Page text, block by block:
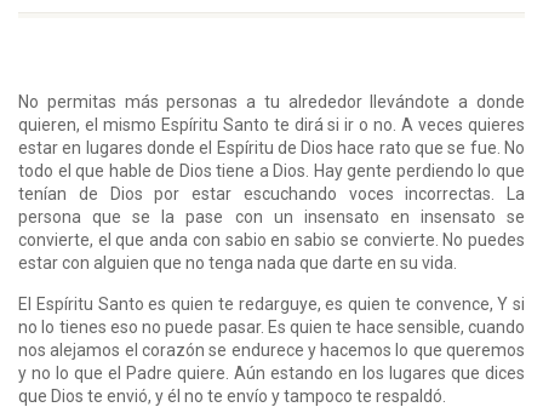
No permitas más personas a tu alrededor llevándote a donde
quieren, el mismo Espíritu Santo te dirá si ir o no. A veces quieres
estar en lugares donde el Espíritu de Dios hace rato que se fue. No
todo el que hable de Dios tiene a Dios. Hay gente perdiendo lo que
tenían de Dios por estar escuchando voces incorrectas. La
persona que se la pase con un insensato en insensato se
convierte, el que anda con sabio en sabio se convierte. No puedes
estar con alguien que no tenga nada que darte en su vida.
El Espíritu Santo es quien te redarguye, es quien te convence, Y si
no lo tienes eso no puede pasar. Es quien te hace sensible, cuando
nos alejamos el corazón se endurece y hacemos lo que queremos
y no lo que el Padre quiere. Aún estando en los lugares que dices
que Dios te envió, y él no te envío y tampoco te respaldó.